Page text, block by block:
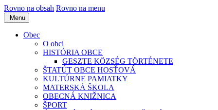
Rovno na obsah Rovno na menu
Menu
Obec
O obci
HISTÓRIA OBCE
GESZTE KÖZSÉG TÖRTÉNETE
ŠTATÚT OBCE HOSŤOVÁ
KULTÚRNE PAMIATKY
MATERSKÁ ŠKOLA
OBECNÁ KNIŽNICA
ŠPORT